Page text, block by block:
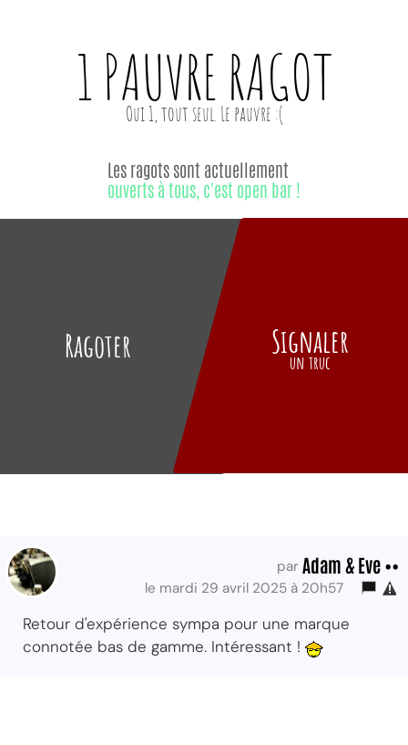
1 PAUVRE RAGOT
Ragoter
Les ragots sont actuellement
ouverts à tous, c'est open bar !
Signaler
un truc
par Adam & Eve ••
le mardi 29 avril 2025 à 20h57
Retour d'expérience sympa pour une marque
connotée bas de gamme. Intéressant !